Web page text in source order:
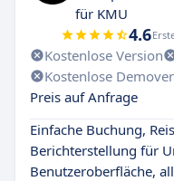
für KMU
4.6
Kostenlose Version
Kostenlose
Preis auf Anfrage
Einfache Buchung,
Berichterstellung für
Benutzeroberfläche,